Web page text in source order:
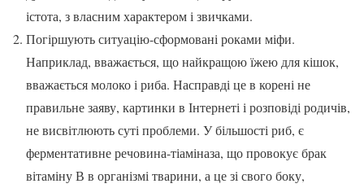
істота, з власним характером і звичками.
Погіршують ситуацію-сформовані роками міфи.
Наприклад, вважається, що найкращою їжею для кішок,
вважається молоко і риба. Насправді це в корені не
правильне заяву, картинки в Інтернеті і розповіді родичів,
не висвітлюють суті проблеми. У більшості риб, є
ферментативне речовина-тіаміназа, що провокує брак
вітаміну В в організмі тварини, а це зі свого боку,